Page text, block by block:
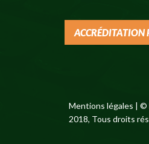
ACCRÉDITATION
Mentions légales | ©
2018, Tous droits